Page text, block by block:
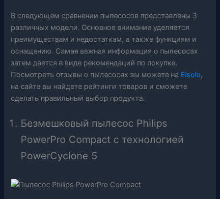
В следующем сравнении пылесосов представлены 3
различных модели. Основное внимание уделяется
преимуществам и недостаткам, а также функциям и
оснащению. Самая важная информация о пылесосах
затем дается в виде рекомендаций по покупке.
Посмотреть отзывы о пылесосах вы можете на Elsolo,
на сайте вы найдете рейтинги товаров и сможете
сделать правильный выбор продукта.
Безмешковый пылесос Philips
PowerPro Compact с технологией
PowerCyclone 5